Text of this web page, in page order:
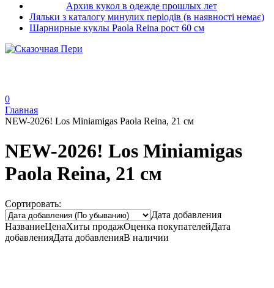
Архив кукол в одежде прошлых лет
Ляльки з каталогу минулих періодів (в наявності немає)
Шарнирные куклы Paola Reina рост 60 см
0
Главная
NEW-2026! Los Miniamigas Paola Reina, 21 см
NEW-2026! Los Miniamigas
Paola Reina, 21 см
Сортировать:
Дата добавления
НазваниеЦенаХиты продажОценка покупателейДата
добавленияДата добавленияВ наличии